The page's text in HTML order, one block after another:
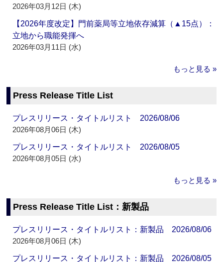
2026年03月12日 (木)
【2026年度改定】門前薬局等立地依存減算（▲15点）：
立地から職能発揮へ
2026年03月11日 (水)
もっと見る »
Press Release Title List
プレスリリース・タイトルリスト 2026/08/06
2026年08月06日 (木)
プレスリリース・タイトルリスト 2026/08/05
2026年08月05日 (水)
もっと見る »
Press Release Title List：新製品
プレスリリース・タイトルリスト：新製品 2026/08/06
2026年08月06日 (木)
プレスリリース・タイトルリスト：新製品 2026/08/05